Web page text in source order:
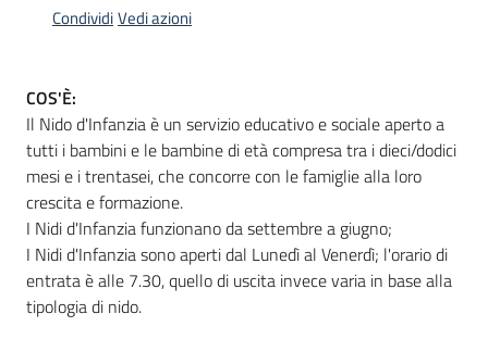
Informazioni
Newsletter
CondividiVedi azioni
COS'È:
Il Nido d'Infanzia è un servizio educativo e sociale aperto a
tutti i bambini e le bambine di età compresa tra i dieci/dodici
mesi e i trentasei, che concorre con le famiglie alla loro
crescita e formazione.
I Nidi d'Infanzia funzionano da settembre a giugno;
I Nidi d'Infanzia sono aperti dal Lunedì al Venerdì; l'orario di
entrata è alle 7.30, quello di uscita invece varia in base alla
tipologia di nido.